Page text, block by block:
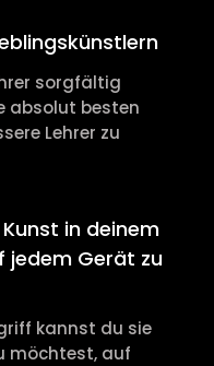
sorgfältig
absolut besten
Lehrer zu
in deinem
jedem Gerät zu
kannst du sie
möchtest, auf